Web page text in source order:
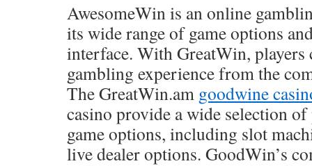
AwesomeWin is an online
its wide range of game options
interface. With GreatWin, players
gambling experience from the
The GreatWin.am goodwine
casino provide a wide selection
game options, including slot
live dealer options. GoodWin’s